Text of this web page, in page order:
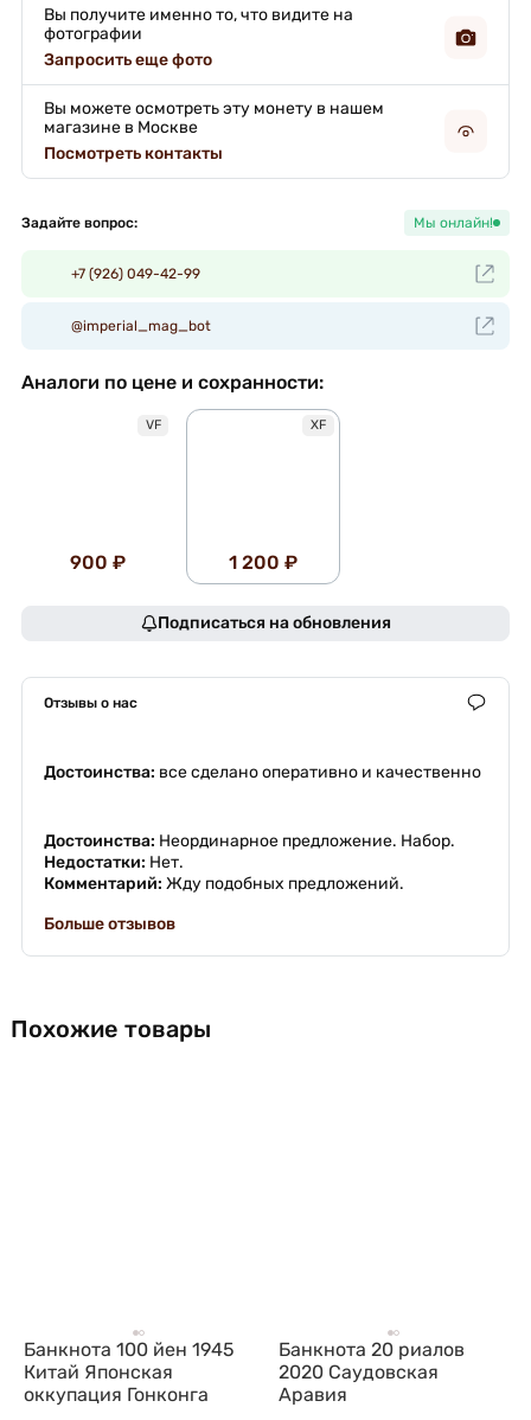
Вы получите именно то, что видите на
фотографии
Запросить еще фото
Вы можете осмотреть эту монету в нашем
магазине в Москве
Посмотреть контакты
Задайте вопрос: Мы онлайн!
+7 (926) 049-42-99
@imperial_mag_bot
Аналоги по цене и сохранности:
VF
900 ₽
XF
1 200 ₽
Подписаться на обновления
Отзывы о нас
Достоинства: все сделано оперативно и качественно
Достоинства: Неординарное предложение. Набор.
Недостатки: Нет.
Комментарий: Жду подобных предложений.
Больше отзывов
Похожие товары
Банкнота 100 йен 1945
Китай Японская
оккупация Гонконга
Банкнота 20 риалов
2020 Саудовская
Аравия